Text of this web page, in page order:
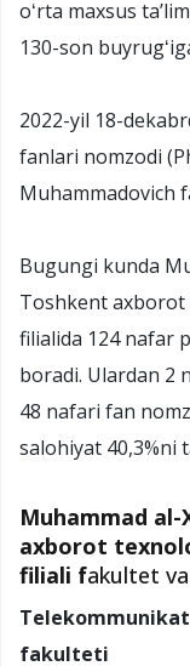
oʻrta maxsus
130-son
2022-yil 18-
fanlari nomzodi
Muhammadovich
Bugungi kunda
Toshkent axborot
filialida 124 nafar
boradi. Ulardan 2
48 nafari fan
salohiyat 40,3%ni
Muhammad
axborot
filiali fakultet
fakulteti